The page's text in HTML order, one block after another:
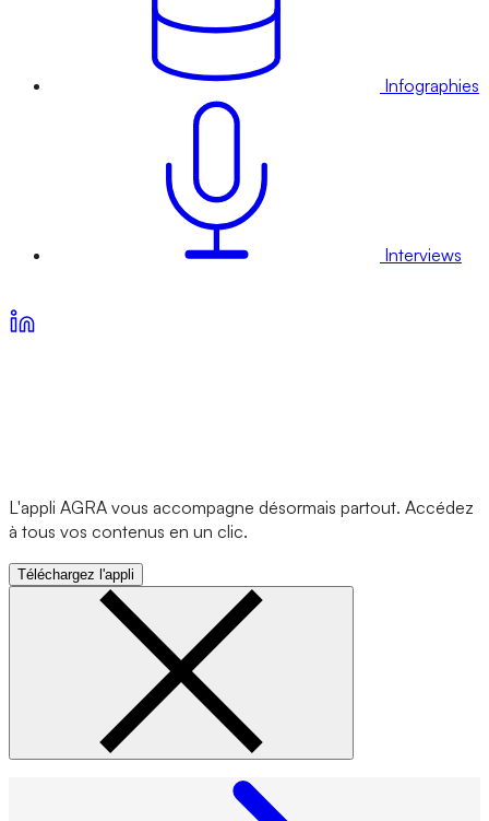
Infographies
Interviews
L'appli AGRA vous accompagne désormais partout. Accédez
à tous vos contenus en un clic.
Téléchargez l'appli